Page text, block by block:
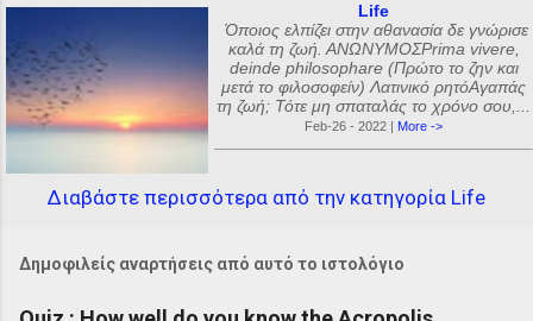
Life
Όποιος ελπίζει στην αθανασία δε γνώρισε
καλά τη ζωή. ΑΝΩΝΥΜΟΣPrima vivere,
deinde philosophare (Πρώτο το ζην και
μετά το φιλοσοφείν) Λατινικό ρητόΑγαπάς
τη ζωή; Τότε μη σπαταλάς το χρόνο σου,...
Feb-26 - 2022 | More ->
Διαβάστε περισσότερα από την κατηγορία Life
Δημοφιλείς αναρτήσεις από αυτό το ιστολόγιο